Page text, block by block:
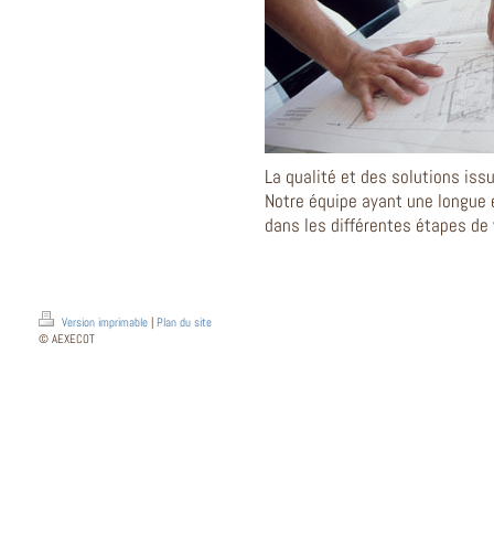
La qualité et des solutions
Notre équipe ayant une
dans les différentes étapes
Version imprimable | Plan du site
© AEXECOT